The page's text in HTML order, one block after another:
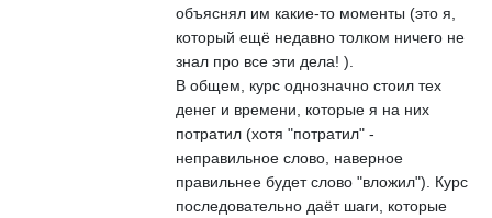
объяснял им какие-то моменты (это я,
который ещё недавно толком ничего не
знал про все эти дела! ).
В общем, курс однозначно стоил тех
денег и времени, которые я на них
потратил (хотя "потратил" -
неправильное слово, наверное
правильнее будет слово "вложил"). Курс
последовательно даёт шаги, которые